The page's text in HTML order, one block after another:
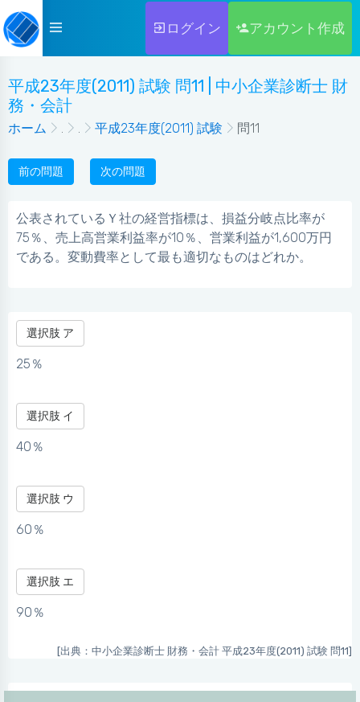
ログイン アカウント作成
平成23年度(2011) 試験 問11 | 中小企業診断士 財
務・会計
ホーム . . 平成23年度(2011) 試験 問11
前の問題 次の問題
公表されているＹ社の経営指標は、損益分岐点比率が
75％、売上高営業利益率が10％、営業利益が1,600万円
である。変動費率として最も適切なものはどれか。
選択肢 ア
25％
選択肢 イ
40％
選択肢 ウ
60％
選択肢 エ
90％
[出典：中小企業診断士 財務・会計 平成23年度(2011) 試験 問11]